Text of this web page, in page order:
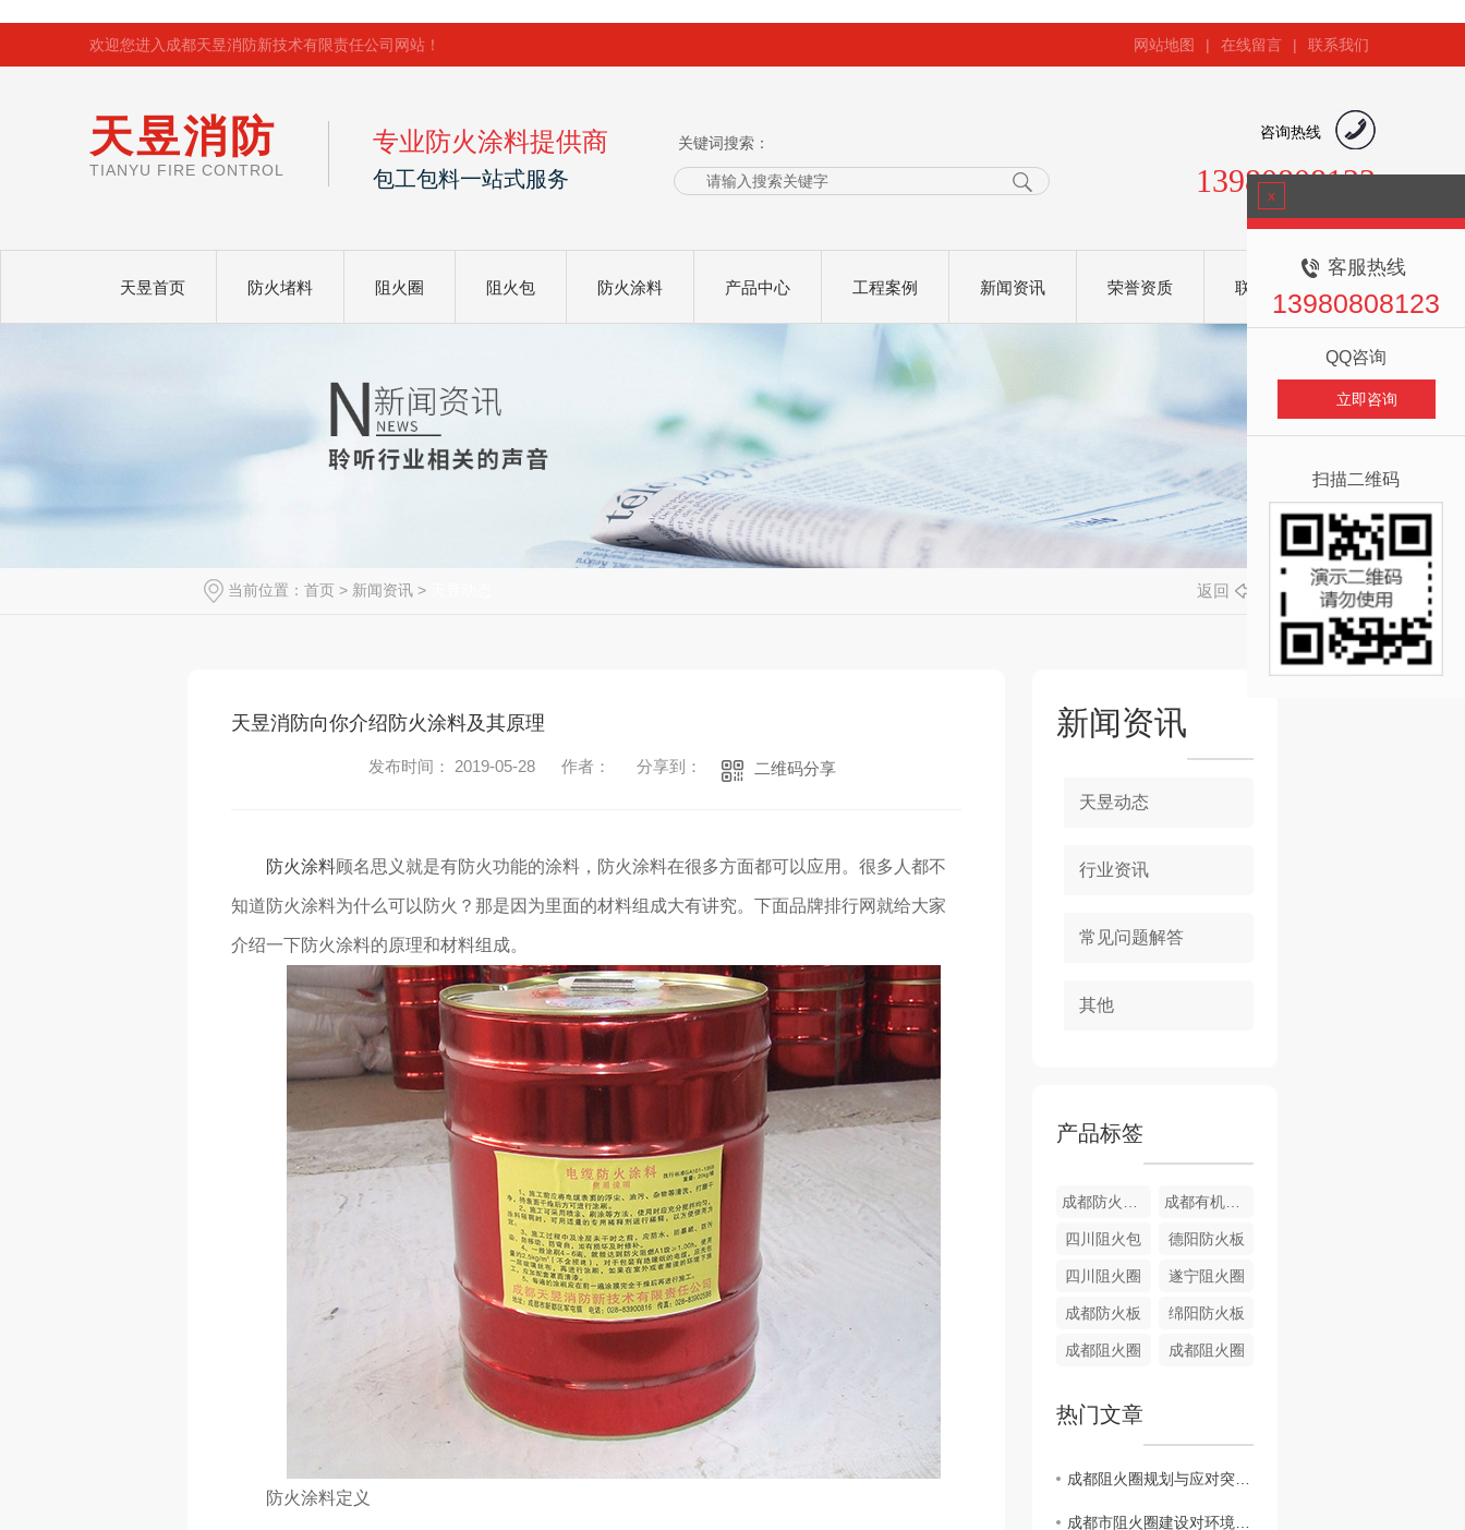
欢迎您进入成都天昱消防新技术有限责任公司网站！ 网站地图 | 在线留言 | 联系我们
天昱消防
TIANYU FIRE CONTROL
专业防火涂料提供商
包工包料一站式服务
关键词搜索：
咨询热线
13980808123
天昱首页 防火堵料 阻火圈 阻火包 防火涂料 产品中心 工程案例 新闻资讯 荣誉资质 联系我们
当前位置： 首页 > 新闻资讯 > 返回
天昱消防向你介绍防火涂料及其原理
发布时间： 2019-05-28 作者： 分享到： 二维码分享
防火涂料顾名思义就是有防火功能的涂料，防火涂料在很多方面都可以应用。很多人都不
知道防火涂料为什么可以防火？那是因为里面的材料组成大有讲究。下面品牌排行网就给大家
介绍一下防火涂料的原理和材料组成。
防火涂料定义
新闻资讯
天昱动态
行业资讯
常见问题解答
其他
产品标签
成都防火堵料 成都有机堵料
四川阻火包 德阳防火板
四川阻火圈 遂宁阻火圈
成都防火板 绵阳防火板
成都阻火圈 成都阻火圈
热门文章
成都阻火圈规划与应对突发火灾能力研究
成都市阻火圈建设对环境保护的意义分析
x
客服热线
13980808123
QQ咨询
立即咨询
扫描二维码